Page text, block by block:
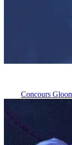
Concours